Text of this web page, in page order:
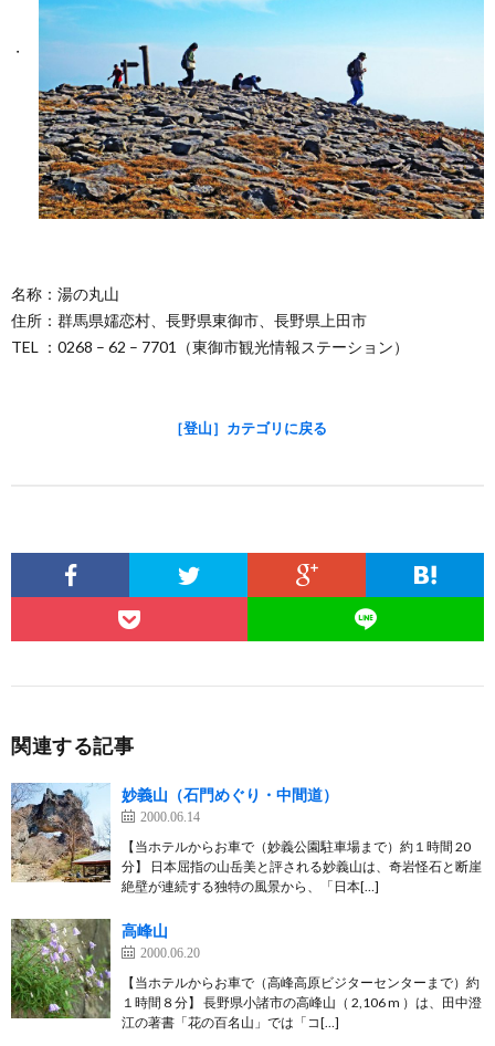
名称：湯の丸山
住所：群馬県嬬恋村、長野県東御市、長野県上田市
TEL ：0268 – 62 – 7701（東御市観光情報ステーション）
［登山］カテゴリに戻る
関連する記事
妙義山（石門めぐり・中間道）
2000.06.14
【当ホテルからお車で（妙義公園駐車場まで）約１時間 20
分】 日本屈指の山岳美と評される妙義山は、奇岩怪石と断崖
絶壁が連続する独特の風景から、「日本[…]
高峰山
2000.06.20
【当ホテルからお車で（高峰高原ビジターセンターまで）約
１時間８分】 長野県小諸市の高峰山（ 2,106 m ）は、田中澄
江の著書「花の百名山」では「コ[…]